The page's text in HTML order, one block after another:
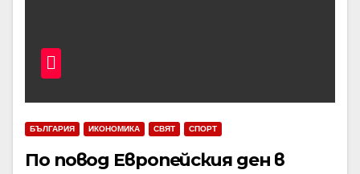
БЪЛГАРИЯ ИКОНОМИКА СВЯТ СПОРТ
По повод Европейския ден в